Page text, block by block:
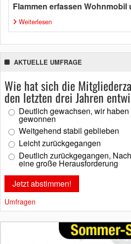
Flammen erfassen
Weiterlesen
AKTUELLE UMFRAGE
Wie hat sich die
den letzten drei Jahren
Deutlich gewachsen, wir
gewonnen
Weitgehend stabil geblieben
Leicht zurückgegangen
Deutlich zurückgegangen,
eine große Herausforderung
Umfragen